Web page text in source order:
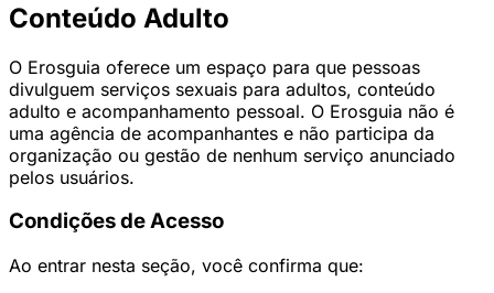
Conteúdo Adulto
O Erosguia oferece um espaço para que pessoas
divulguem serviços sexuais para adultos, conteúdo
adulto e acompanhamento pessoal. O Erosguia não é
uma agência de acompanhantes e não participa da
organização ou gestão de nenhum serviço anunciado
pelos usuários.
Condições de Acesso
Ao entrar nesta seção, você confirma que: